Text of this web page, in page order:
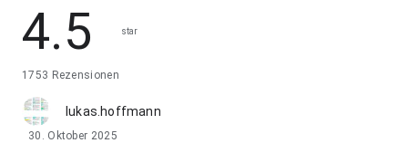
4.5 star
1753 Rezensionen
lukas.hoffmann
30. Oktober 2025